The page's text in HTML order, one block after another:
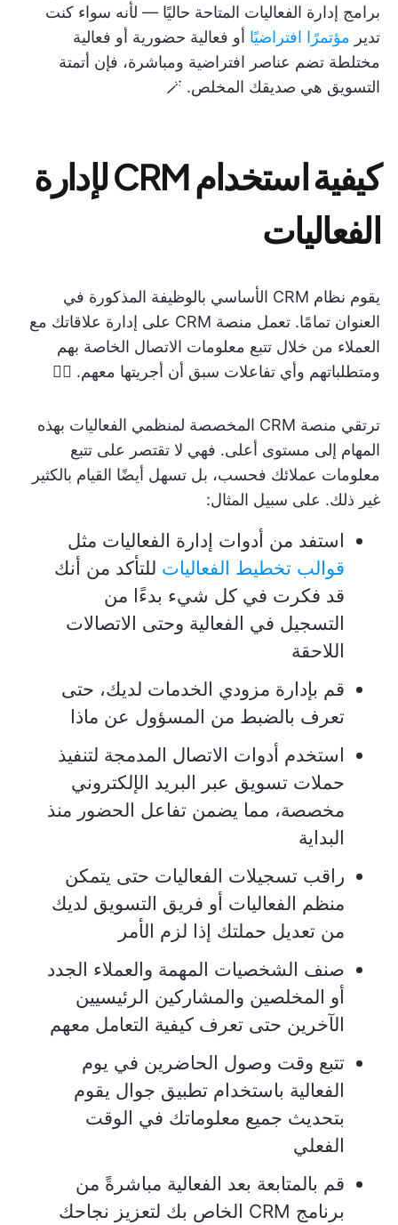
برامج إدارة الفعاليات المتاحة حاليًا — لأنه سواء كنت
تدير مؤتمرًا افتراضيًا أو فعالية حضورية أو فعالية
مختلطة تضم عناصر افتراضية ومباشرة، فإن أتمتة
التسويق هي صديقك المخلص. 🪄
كيفية استخدام CRM لإدارة
الفعاليات
يقوم نظام CRM الأساسي بالوظيفة المذكورة في
العنوان تمامًا. تعمل منصة CRM على إدارة علاقاتك مع
العملاء من خلال تتبع معلومات الاتصال الخاصة بهم
ومتطلباتهم وأي تفاعلات سبق أن أجريتها معهم. 🙋‍♀️
ترتقي منصة CRM المخصصة لمنظمي الفعاليات بهذه
المهام إلى مستوى أعلى. فهي لا تقتصر على تتبع
معلومات عملائك فحسب، بل تسهل أيضًا القيام بالكثير
غير ذلك. على سبيل المثال:
استفد من أدوات إدارة الفعاليات مثل
قوالب تخطيط الفعاليات للتأكد من أنك
قد فكرت في كل شيء بدءًا من
التسجيل في الفعالية وحتى الاتصالات
اللاحقة
قم بإدارة مزودي الخدمات لديك، حتى
تعرف بالضبط من المسؤول عن ماذا
استخدم أدوات الاتصال المدمجة لتنفيذ
حملات تسويق عبر البريد الإلكتروني
مخصصة، مما يضمن تفاعل الحضور منذ
البداية
راقب تسجيلات الفعاليات حتى يتمكن
منظم الفعاليات أو فريق التسويق لديك
من تعديل حملتك إذا لزم الأمر
صنف الشخصيات المهمة والعملاء الجدد
أو المخلصين والمشاركين الرئيسيين
الآخرين حتى تعرف كيفية التعامل معهم
تتبع وقت وصول الحاضرين في يوم
الفعالية باستخدام تطبيق جوال يقوم
بتحديث جميع معلوماتك في الوقت
الفعلي
قم بالمتابعة بعد الفعالية مباشرةً من
برنامج CRM الخاص بك لتعزيز نجاحك